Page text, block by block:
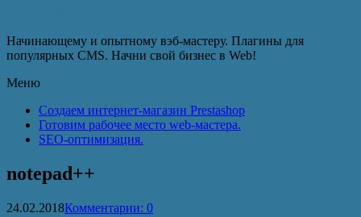
Начинающему и опытному вэб-мастеру. Плагины для
популярных CMS. Начни свой бизнес в Web!
Меню
Создаем интернет-магазин Prestashop
Готовим рабочее место web-мастера.
SEO-оптимизация.
notepad++
24.02.2018Комментарии: 0